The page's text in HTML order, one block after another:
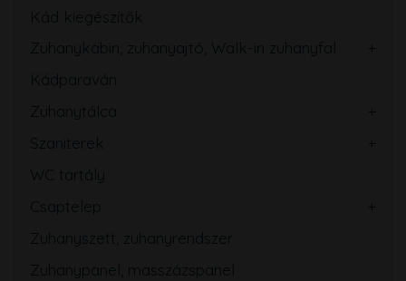
Kád kiegészítők
Zuhanykabin, zuhanyajtó, Walk-in zuhanyfal
Kádparaván
Zuhanytálca
Szaniterek
WC tartály
Csaptelep
Zuhanyszett, zuhanyrendszer
Zuhanypanel, masszázspanel